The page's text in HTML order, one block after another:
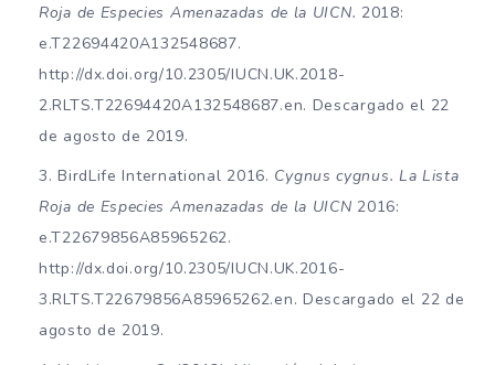
Roja de Especies Amenazadas de la UICN. 2018:
e.T22694420A132548687.
http://dx.doi.org/10.2305/IUCN.UK.2018-
2.RLTS.T22694420A132548687.en. Descargado el 22
de agosto de 2019.
BirdLife International 2016. Cygnus cygnus. La Lista
Roja de Especies Amenazadas de la UICN 2016:
e.T22679856A85965262.
http://dx.doi.org/10.2305/IUCN.UK.2016-
3.RLTS.T22679856A85965262.en. Descargado el 22 de
agosto de 2019.